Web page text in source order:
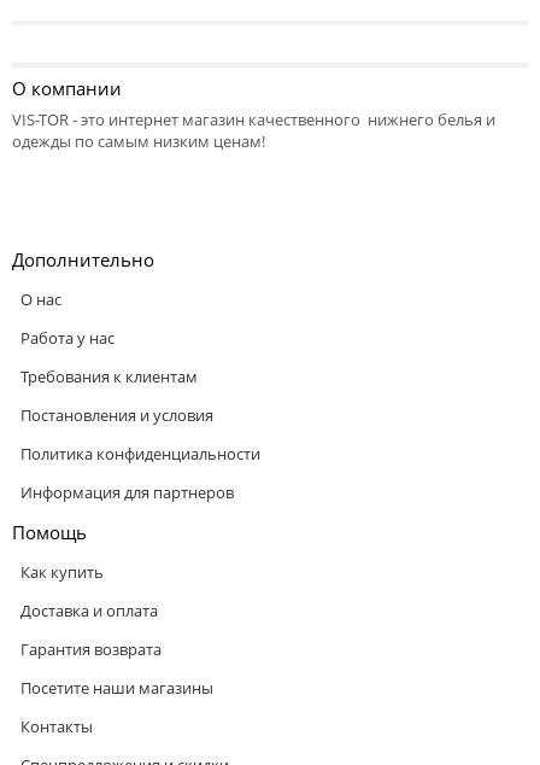
О компании
VIS-TOR - это интернет магазин качественного нижнего белья и
одежды по самым низким ценам!
Дополнительно
О нас
Работа у нас
Требования к клиентам
Постановления и условия
Политика конфиденциальности
Информация для партнеров
Помощь
Как купить
Доставка и оплата
Гарантия возврата
Посетите наши магазины
Контакты